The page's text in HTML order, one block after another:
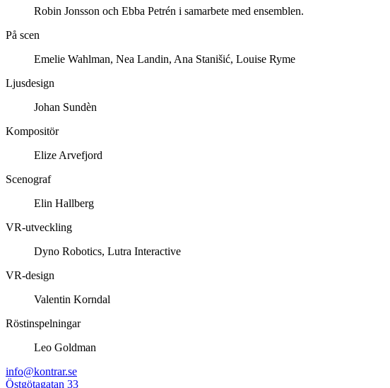
Robin Jonsson och Ebba Petrén i samarbete med ensemblen.
På scen
Emelie Wahlman, Nea Landin, Ana Stanišić, Louise Ryme
Ljusdesign
Johan Sundèn
Kompositör
Elize Arvefjord
Scenograf
Elin Hallberg
VR-utveckling
Dyno Robotics, Lutra Interactive
VR-design
Valentin Korndal
Röstinspelningar
Leo Goldman
info@kontrar.se
Östgötagatan 33